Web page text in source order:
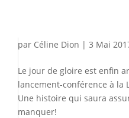
par Céline Dion | 3 Mai
Le jour de gloire est enfin
lancement-conférence à la
Une histoire qui saura
manquer!